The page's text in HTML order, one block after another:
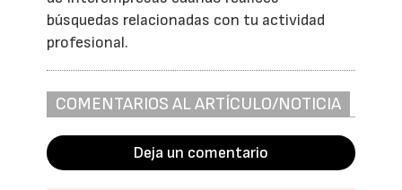
búsquedas relacionadas con tu actividad
profesional.
COMENTARIOS AL ARTÍCULO/NOTICIA
Deja un comentario